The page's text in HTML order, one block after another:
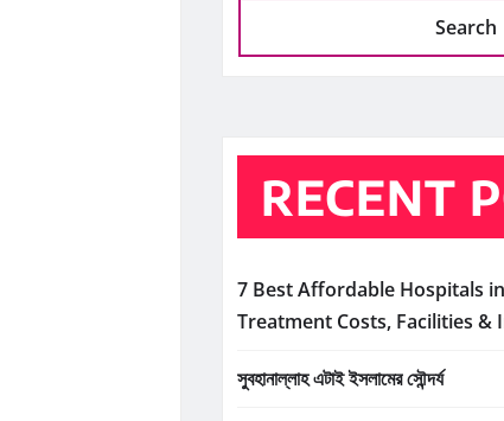
Search
RECENT
7 Best Affordable Hospitals
Treatment Costs, Facilities &
সুবহানাল্লাহ এটাই ইসলামের সৌন্দর্য